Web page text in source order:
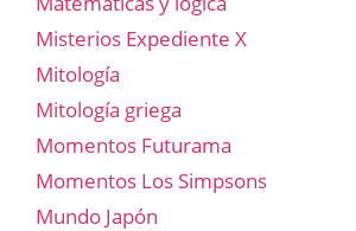
Misterios Expediente X
Mitología
Mitología griega
Momentos Futurama
Momentos Los Simpsons
Mundo Japón